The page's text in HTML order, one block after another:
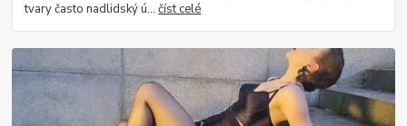
tvary často nadlidský ú...číst celé